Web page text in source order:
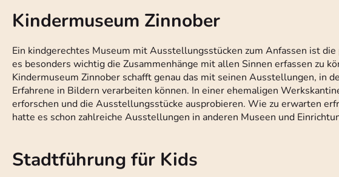
Kindermuseum Zinnober
Ein kindgerechtes Museum mit Ausstellungsstücken zum Anfassen ist
es besonders wichtig die Zusammenhänge mit allen Sinnen erfassen zu
Kindermuseum Zinnober schafft genau das mit seinen Ausstellungen, in
Erfahrene in Bildern verarbeiten können. In einer ehemaligen
erforschen und die Ausstellungsstücke ausprobieren. Wie zu erwarten
hatte es schon zahlreiche Ausstellungen in anderen Museen und
Stadtführung für Kids